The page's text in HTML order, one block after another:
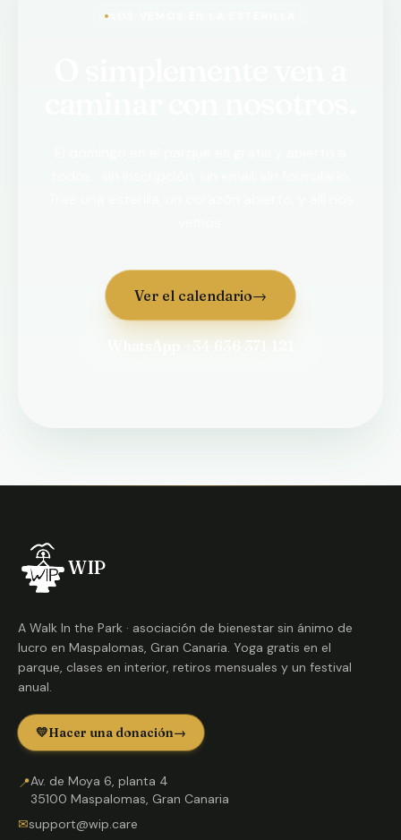
Ver el calendario→
WIP
A Walk In the Park · asociación de bienestar sin ánimo de
lucro en Maspalomas, Gran Canaria. Yoga gratis en el
parque, clases en interior, retiros mensuales y un festival
anual.
💛Hacer una donación→
📍Av. de Moya 6, planta 4
35100 Maspalomas, Gran Canaria
✉support@wip.care